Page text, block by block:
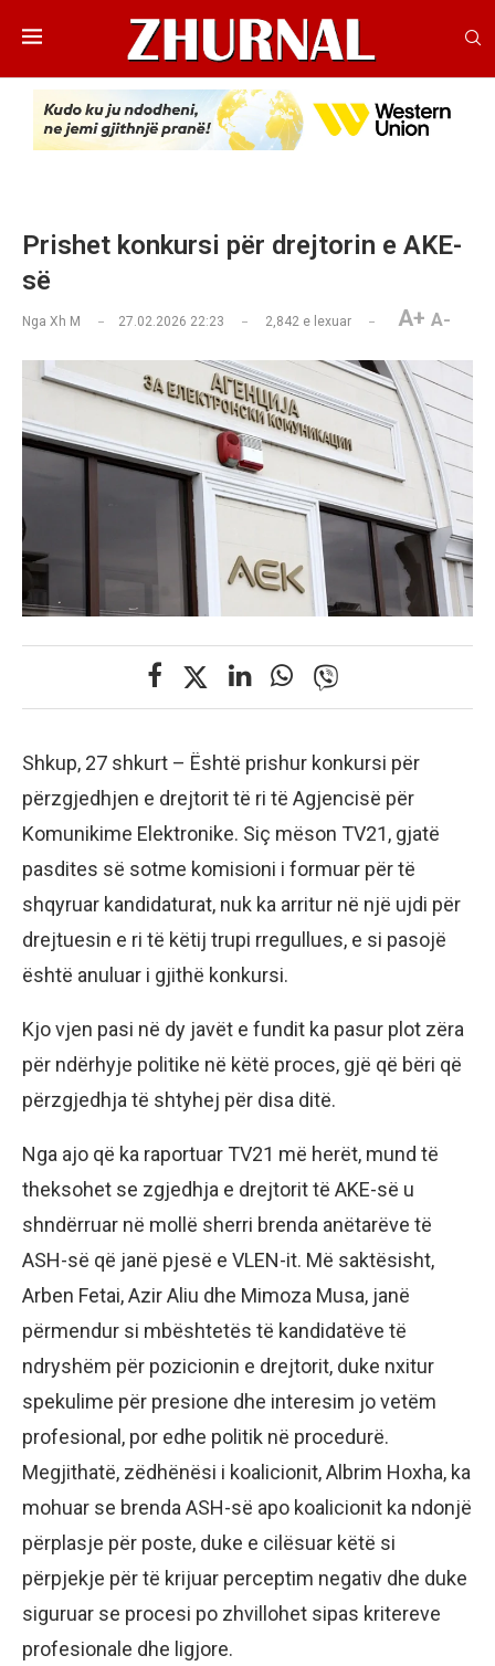
Prishet konkursi për drejtorin e AKE-
së
Nga Xh M 27.02.2026 22:23 2,842 e lexuar A+ A-
Shkup, 27 shkurt – Është prishur konkursi për
përzgjedhjen e drejtorit të ri të Agjencisë për
Komunikime Elektronike. Siç mëson TV21, gjatë
pasdites së sotme komisioni i formuar për të
shqyruar kandidaturat, nuk ka arritur në një ujdi për
drejtuesin e ri të këtij trupi rregullues, e si pasojë
është anuluar i gjithë konkursi.
Kjo vjen pasi në dy javët e fundit ka pasur plot zëra
për ndërhyje politike në këtë proces, gjë që bëri që
përzgjedhja të shtyhej për disa ditë.
Nga ajo që ka raportuar TV21 më herët, mund të
theksohet se zgjedhja e drejtorit të AKE-së u
shndërruar në mollë sherri brenda anëtarëve të
ASH-së që janë pjesë e VLEN-it. Më saktësisht,
Arben Fetai, Azir Aliu dhe Mimoza Musa, janë
përmendur si mbështetës të kandidatëve të
ndryshëm për pozicionin e drejtorit, duke nxitur
spekulime për presione dhe interesim jo vetëm
profesional, por edhe politik në procedurë.
Megjithatë, zëdhënësi i koalicionit, Albrim Hoxha, ka
mohuar se brenda ASH-së apo koalicionit ka ndonjë
përplasje për poste, duke e cilësuar këtë si
përpjekje për të krijuar perceptim negativ dhe duke
siguruar se procesi po zhvillohet sipas kritereve
profesionale dhe ligjore.